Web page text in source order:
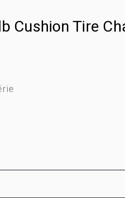
Cushion Tire